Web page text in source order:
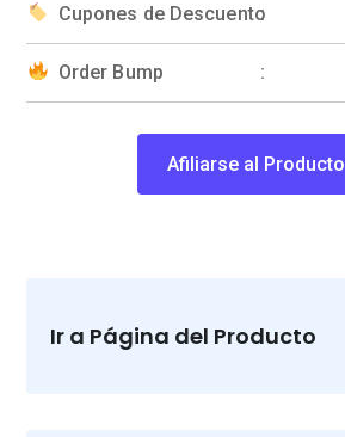
Cupones de Descuento
Order Bump
Afiliarse al Producto
Ir a Página del Producto